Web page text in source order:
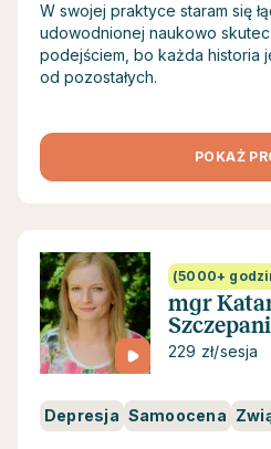
W swojej praktyce staram się
udowodnionej naukowo
podejściem, bo każda historia
od pozostałych.
POKAŻ
(5000+
mgr
229 zł/sesja
Depresja Samoocena